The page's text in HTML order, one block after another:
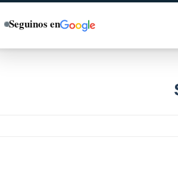
VERDE
Seguinos en